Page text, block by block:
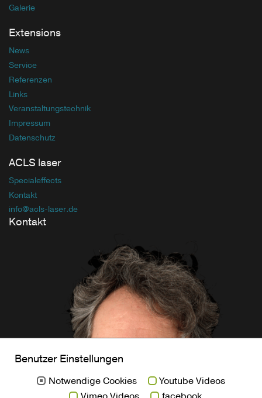
Galerie
Extensions
News
Service
Referenzen
Links
Veranstaltungstechnik
Impressum
Datenschutz
ACLS laser
Specialeffects
Kontakt
info@acls-laser.de
Kontakt
Benutzer Einstellungen
Notwendige Cookies
Youtube Videos